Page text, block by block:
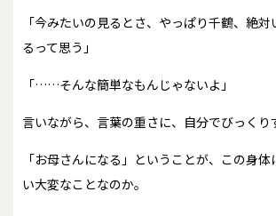
「今みたいの見るとさ、やっぱり千鶴、絶
るって思う」
「……そんな簡単なもんじゃないよ」
言いながら、言葉の重さに、自分でびっくり
「お母さんになる」ということが、この身
い大変なことなのか。